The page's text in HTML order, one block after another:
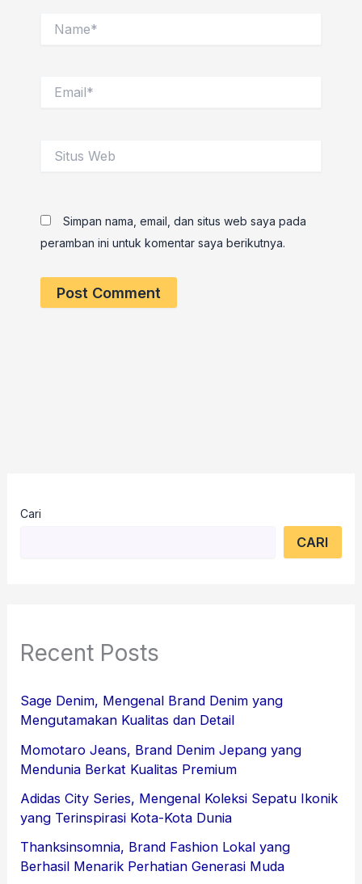
Web
Simpan nama, email, dan situs web saya pada
peramban ini untuk komentar saya berikutnya.
Cari
CARI
Recent Posts
Sage Denim, Mengenal Brand Denim yang
Mengutamakan Kualitas dan Detail
Momotaro Jeans, Brand Denim Jepang yang
Mendunia Berkat Kualitas Premium
Adidas City Series, Mengenal Koleksi Sepatu Ikonik
yang Terinspirasi Kota-Kota Dunia
Thanksinsomnia, Brand Fashion Lokal yang
Berhasil Menarik Perhatian Generasi Muda